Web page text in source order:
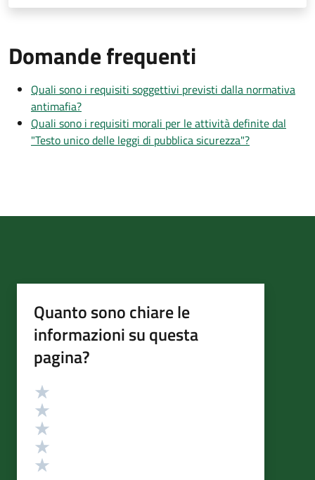
Domande frequenti
Quali sono i requisiti soggettivi previsti dalla normativa
antimafia?
Quali sono i requisiti morali per le attività definite dal
"Testo unico delle leggi di pubblica sicurezza"?
Quanto sono chiare le
informazioni su questa
pagina?
Valutazione